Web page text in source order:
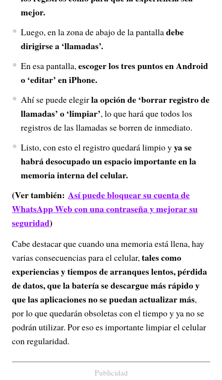
mejor.
Luego, en la zona de abajo de la pantalladebe
dirigirse a ‘llamadas’.
En esa pantalla,escoger los tres puntos en Android
o ‘editar’ en iPhone.
Ahí se puede elegirla opción de ‘borrar registro de
llamadas’ o ‘limpiar’, lo que hará que todos los
registros de las llamadas se borren de inmediato.
Listo, con esto el registro quedará limpio yya se
habrá desocupado un espacio importante en la
memoria interna del celular.
(Ver también: Así puede bloquear su cuenta de
WhatsApp Web con una contraseña y mejorar su
seguridad)
Cabe destacar que cuando una memoria está llena, hay
varias consecuencias para el celular,tales como
experiencias y tiempos de arranques lentos, pérdida
de datos, que la batería se descargue más rápido y
que las aplicaciones no se puedan actualizar más,
por lo que quedarán obsoletas con el tiempo y ya no se
podrán utilizar. Por eso es importante limpiar el celular
con regularidad.
Publicidad